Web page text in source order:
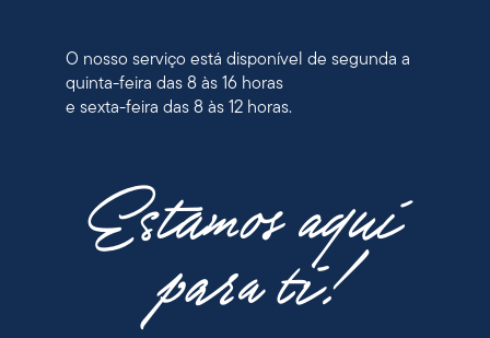
O nosso serviço está disponível de segunda a
quinta-feira das 8 às 16 horas
e sexta-feira das 8 às 12 horas.
Estamos aqui
para ti!